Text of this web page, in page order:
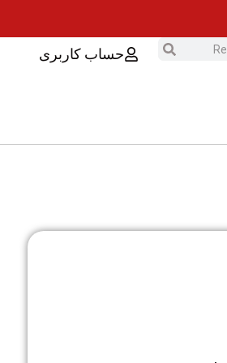
حساب کاربری